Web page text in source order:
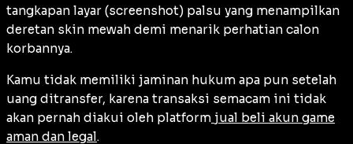
tangkapan layar (screenshot) palsu yang menampilkan
deretan skin mewah demi menarik perhatian calon
korbannya.
Kamu tidak memiliki jaminan hukum apa pun setelah
uang ditransfer, karena transaksi semacam ini tidak
akan pernah diakui oleh platform jual beli akun game
aman dan legal.